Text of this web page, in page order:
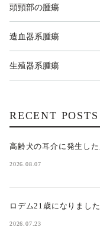
頭頸部の腫瘍
造血器系腫瘍
生殖器系腫瘍
RECENT POSTS
高齢犬の耳介に発生し
2026.08.07
ロデム21歳になりました
2026.07.23